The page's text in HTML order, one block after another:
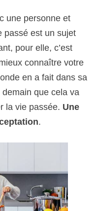
une personne et
passé est un sujet
pour elle, c’est
connaître votre
en a fait dans sa
que cela va
la vie passée. Une
.